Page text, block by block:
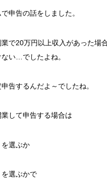
申告の話をしました。
で20万円以上収入があった場
い…でしたよね。
告するんだよ～でしたね。
して申告する場合は
を選ぶか
を選ぶかで